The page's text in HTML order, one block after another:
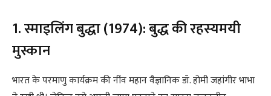
1. स्माइलिंग बुद्धा (1974): बुद्ध की रहस्यमयी
मुस्कान
भारत के परमाणु कार्यक्रम की नींव महान वैज्ञानिक डॉ. होमी जहांगीर भाभा